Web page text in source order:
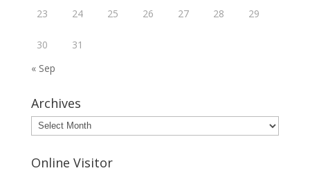
23 24 25 26 27 28 29
30
31
« Sep
Archives
Archives
Online Visitor